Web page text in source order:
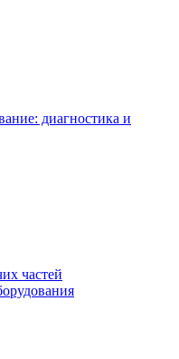
диагностика и
частей